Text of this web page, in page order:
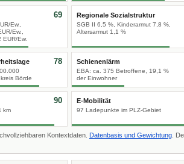
Ew.,
Ew.,
Ew.
69 Regionale Sozialstruktur
SGB II 6,5 %, Kinderarmut 7,8 %,
Altersarmut 1,1 %
Börde
78 Schienenlärm
EBA: ca. 375 Betroffene, 19,1 %
der Einwohner
km
90 E-Mobilität
97 Ladepunkte im PLZ-Gebiet
Kontextdaten. Datenbasis und Gewichtung .